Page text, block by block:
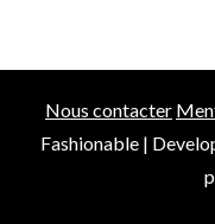
Nous contacter
Fashionable |